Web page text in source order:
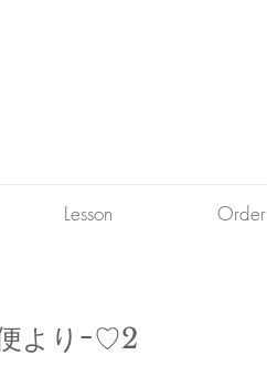
Lesson Order
よりｰ♡2